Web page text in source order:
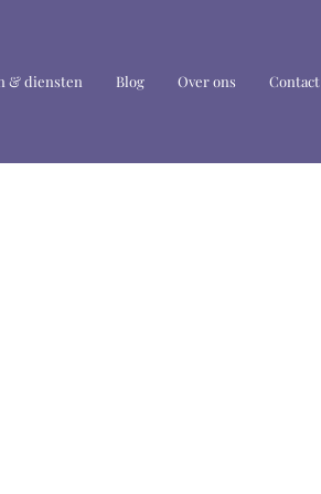
& diensten Blog Over ons Contact